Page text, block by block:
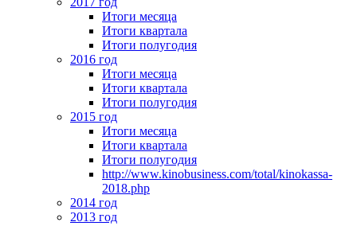
Итоги месяца
Итоги квартала
Итоги полугодия
2016 год
Итоги месяца
Итоги квартала
Итоги полугодия
2015 год
Итоги месяца
Итоги квартала
Итоги полугодия
http://www.kinobusiness.com/total/kinokassa-
2018.php
2014 год
2013 год